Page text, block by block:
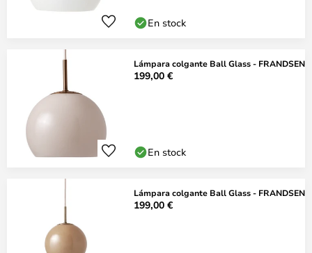
En stock
Lámpara colgante Ball Glass - FRANDSEN
199,00 €
En stock
Lámpara colgante Ball Glass - FRANDSEN
199,00 €